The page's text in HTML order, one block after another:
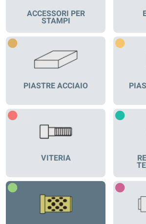
ACCESSORI PER
STAMPI
PIASTRE ACCIAIO
VITERIA